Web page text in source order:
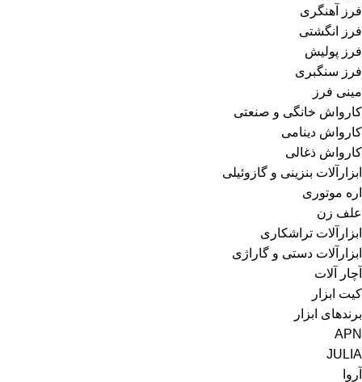
فرز آهنگری
فرز انگشتی
فرز پولیش
فرز سنگبری
مینی فرز
کارواش خانگی و صنعتی
کارواش دینامی
کارواش ذغالی
ابزارآلات بنزینی و گازوئیلی
اره موتوری
علف زن
ابزارآلات تراشکاری
ابزارآلات دستی و گاراژی
آچار آلات
کیت ابزار
برندهای ابزار
APN
JULIA
آروا